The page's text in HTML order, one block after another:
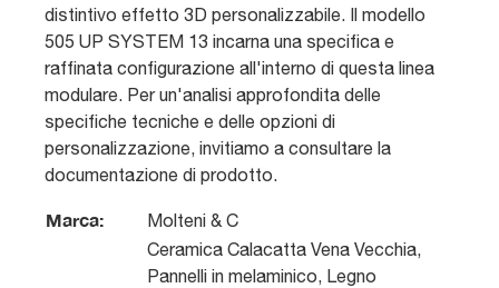
distintivo effetto 3D personalizzabile. Il modello
505 UP SYSTEM 13 incarna una specifica e
raffinata configurazione all'interno di questa linea
modulare. Per un'analisi approfondita delle
specifiche tecniche e delle opzioni di
personalizzazione, invitiamo a consultare la
documentazione di prodotto.
Marca: Molteni & C
Ceramica Calacatta Vena Vecchia,
Pannelli in melaminico, Legno